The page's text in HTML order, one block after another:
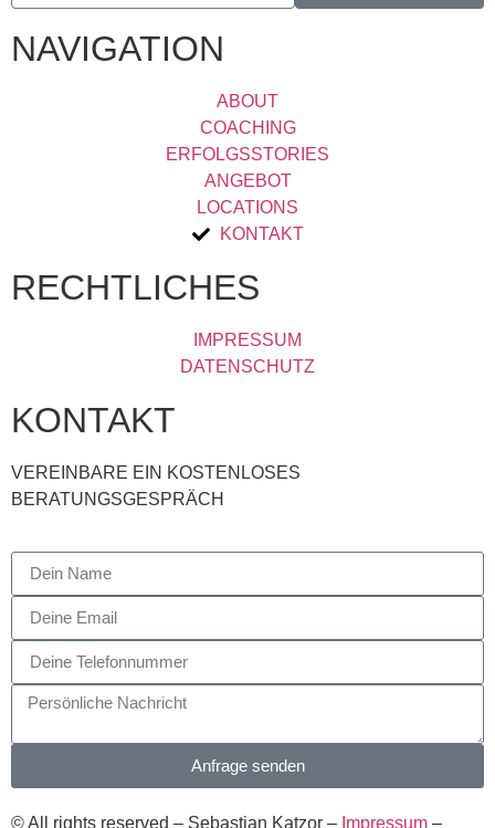
NAVIGATION
ABOUT
COACHING
ERFOLGSSTORIES
ANGEBOT
LOCATIONS
KONTAKT
RECHTLICHES
IMPRESSUM
DATENSCHUTZ
KONTAKT
VEREINBARE EIN KOSTENLOSES
BERATUNGSGESPRÄCH
Anfrage senden
© All rights reserved – Sebastian Katzor – Impressum –